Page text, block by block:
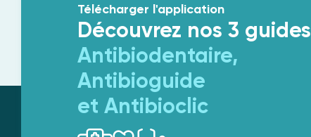
Télécharger l'application
Découvrez nos 3 guides
Antibiodentaire,
Antibioguide
et Antibioclic